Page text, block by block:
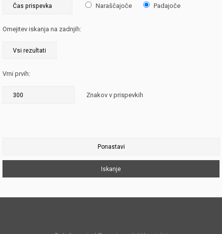
Naraščajoče Padajoče
Omejitev iskanja na zadnjih:
Vrni prvih:
Znakov v prispevkih